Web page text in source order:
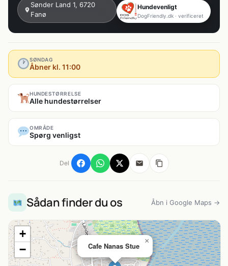
Sønder Land 1, 6720
Fanø
Hundevenligt
DogFriendly.dk · verificeret
SØNDAG
Åbner kl. 11:00
HUNDESTØRRELSE
Alle hundestørrelser
OMRÅDE
Spørg venligst
Del
Sådan finder du os Åbn i Google Maps →
Cafe Nanas Stue
×
+
−